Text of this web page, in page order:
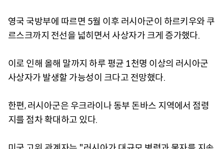
영국 국방부에 따르면 5월 이후 러시아군이 하르키우와 쿠
르스크까지 전선을 넓히면서 사상자가 크게 증가했다.
이로 인해 올해 말까지 하루 평균 1천명 이상의 러시아군
사상자가 발생할 가능성이 크다고 전망했다.
한편, 러시아군은 우크라이나 동부 돈바스 지역에서 점령
지를 점차 확대하고 있다.